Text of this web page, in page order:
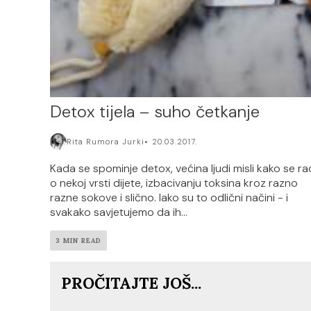
Detox tijela – suho četkanje
Rita Rumora Jurki 20.03.2017.
Kada se spominje detox, većina ljudi misli kako se
o nekoj vrsti dijete, izbacivanju toksina kroz razno
razne sokove i slično. Iako su to odlični načini - i
svakako savjetujemo da ih...
3 MIN READ
PROČITAJTE JOŠ...